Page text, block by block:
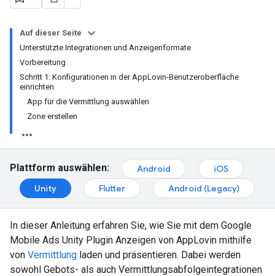
Auf dieser Seite
Unterstützte Integrationen und Anzeigenformate
Vorbereitung
Schritt 1: Konfigurationen in der AppLovin-Benutzeroberfläche
einrichten
App für die Vermittlung auswählen
Zone erstellen
Plattform auswählen: Android
iOS
Unity
Flutter Android (Legacy)
In dieser Anleitung erfahren Sie, wie Sie mit dem Google
Mobile Ads Unity Plugin Anzeigen von AppLovin mithilfe
von Vermittlung laden und präsentieren. Dabei werden
sowohl Gebots- als auch Vermittlungsabfolgeintegrationen